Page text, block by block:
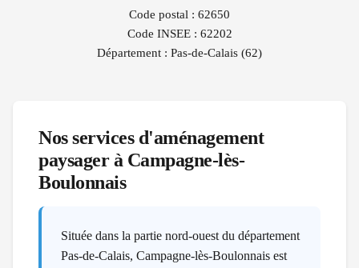
Code postal : 62650
Code INSEE : 62202
Département : Pas-de-Calais (62)
Nos services d'aménagement
paysager à Campagne-lès-
Boulonnais
Située dans la partie nord-ouest du département
Pas-de-Calais, Campagne-lès-Boulonnais est